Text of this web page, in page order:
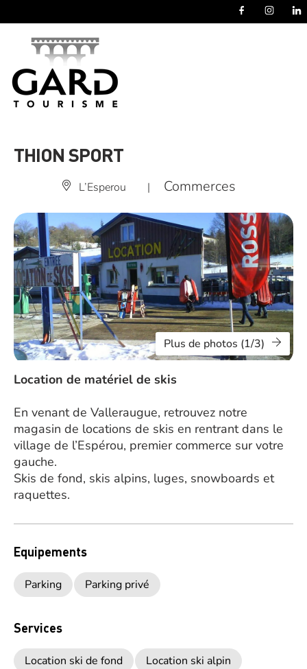
THION SPORT
L’Esperou | Commerces
Plus de photos (1/3)
Location de matériel de skis
En venant de Valleraugue, retrouvez notre
magasin de locations de skis en rentrant dans le
village de l’Espérou, premier commerce sur votre
gauche.
Skis de fond, skis alpins, luges, snowboards et
raquettes.
Equipements
Parking Parking privé
Services
Location ski de fond
Location ski alpin